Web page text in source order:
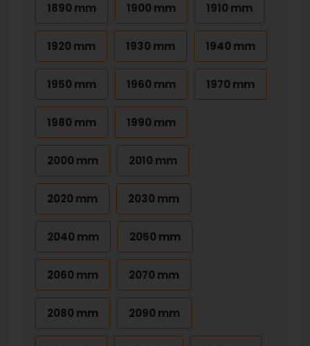
1890 mm 1900 mm 1910 mm
1920 mm 1930 mm 1940 mm
1950 mm 1960 mm 1970 mm
1980 mm 1990 mm
2000 mm 2010 mm
2020 mm 2030 mm
2040 mm 2050 mm
2060 mm 2070 mm
2080 mm 2090 mm